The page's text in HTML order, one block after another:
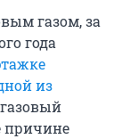
газом, за
года
из
газовый
причине